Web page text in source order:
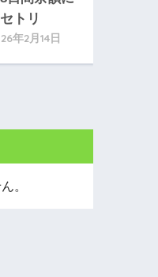
トリ
年2月14日
。